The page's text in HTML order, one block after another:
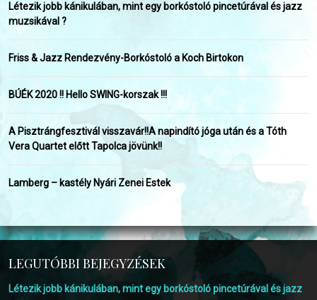
Létezik jobb kánikulában, mint egy borkóstoló pincetúrával és jazz
muzsikával ?
Friss & Jazz Rendezvény-Borkóstoló a Koch Birtokon
BÚÉK 2020 !! Hello SWING-korszak !!!
A Pisztrángfesztivál visszavár!!A napindító jóga után és a Tóth
Vera Quartet előtt Tapolca jövünk!!
Lamberg – kastély Nyári Zenei Estek
LEGUTÓBBI BEJEGYZÉSEK
Létezik jobb kánikulában, mint egy borkóstoló pincetúrával és jazz